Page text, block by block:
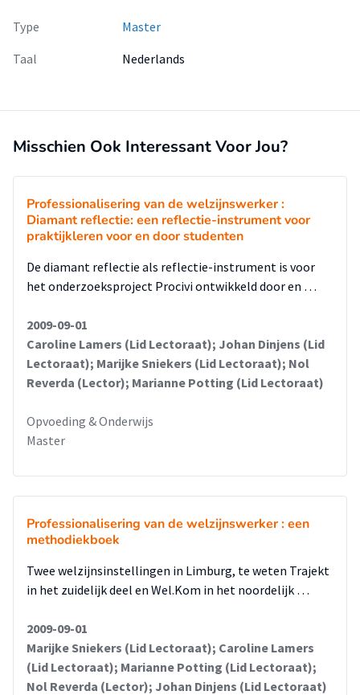
Type
Master
Taal
Nederlands
Misschien Ook Interessant Voor Jou?
Professionalisering van de welzijnswerker :
Diamant reflectie: een reflectie-instrument voor
praktijkleren voor en door studenten
De diamant reflectie als reflectie-instrument is voor
het onderzoeksproject Procivi ontwikkeld door en …
2009-09-01
Caroline Lamers (Lid Lectoraat); Johan Dinjens (Lid
Lectoraat); Marijke Sniekers (Lid Lectoraat); Nol
Reverda (Lector); Marianne Potting (Lid Lectoraat)
Opvoeding & Onderwijs
Master
Professionalisering van de welzijnswerker : een
methodiekboek
Twee welzijnsinstellingen in Limburg, te weten Trajekt
in het zuidelijk deel en Wel.Kom in het noordelijk …
2009-09-01
Marijke Sniekers (Lid Lectoraat); Caroline Lamers
(Lid Lectoraat); Marianne Potting (Lid Lectoraat);
Nol Reverda (Lector); Johan Dinjens (Lid Lectoraat)